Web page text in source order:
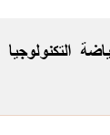
التكنولوجيا